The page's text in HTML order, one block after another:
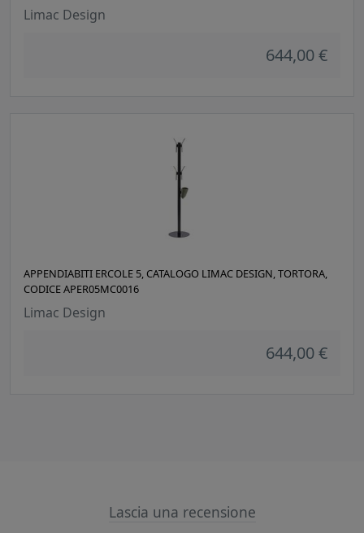
Limac Design
644,00 €
APPENDIABITI ERCOLE 5, CATALOGO LIMAC DESIGN, TORTORA,
CODICE APER05MC0016
Limac Design
644,00 €
Lascia una recensione